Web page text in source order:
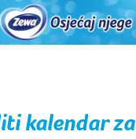
kalendar za